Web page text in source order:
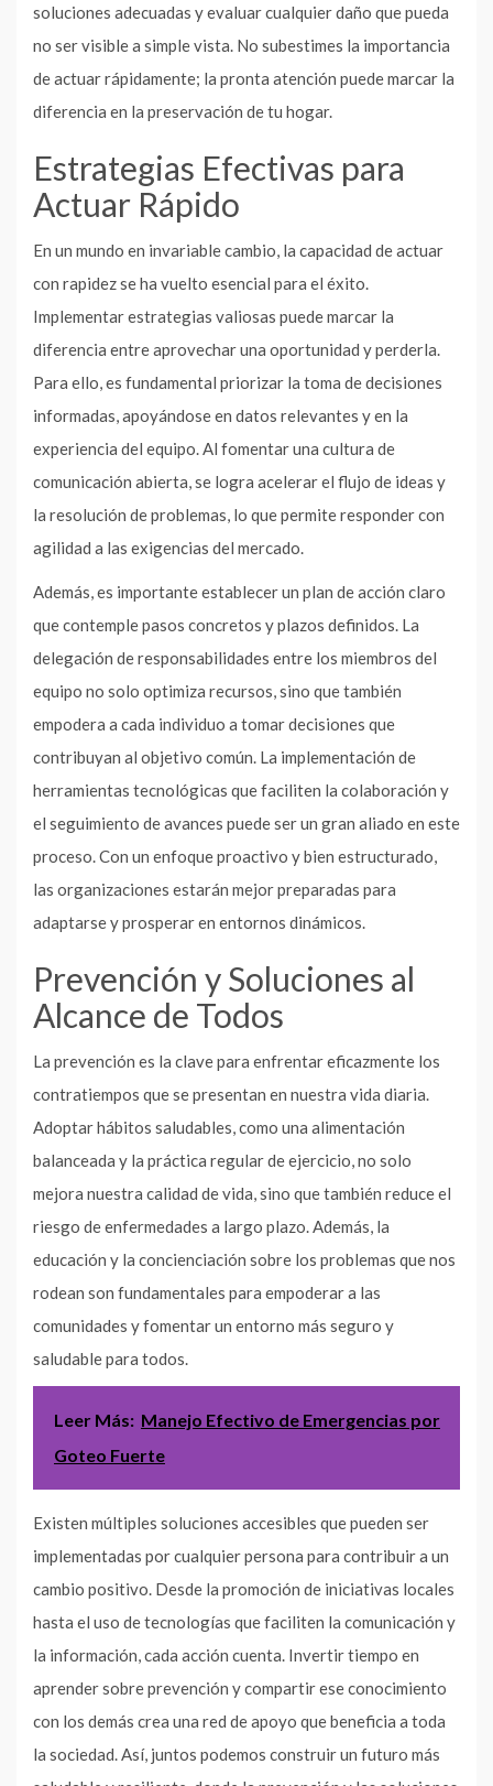
soluciones adecuadas y evaluar cualquier daño que pueda
no ser visible a simple vista. No subestimes la importancia
de actuar rápidamente; la pronta atención puede marcar la
diferencia en la preservación de tu hogar.
Estrategias Efectivas para
Actuar Rápido
En un mundo en invariable cambio, la capacidad de actuar
con rapidez se ha vuelto esencial para el éxito.
Implementar estrategias valiosas puede marcar la
diferencia entre aprovechar una oportunidad y perderla.
Para ello, es fundamental priorizar la toma de decisiones
informadas, apoyándose en datos relevantes y en la
experiencia del equipo. Al fomentar una cultura de
comunicación abierta, se logra acelerar el flujo de ideas y
la resolución de problemas, lo que permite responder con
agilidad a las exigencias del mercado.
Además, es importante establecer un plan de acción claro
que contemple pasos concretos y plazos definidos. La
delegación de responsabilidades entre los miembros del
equipo no solo optimiza recursos, sino que también
empodera a cada individuo a tomar decisiones que
contribuyan al objetivo común. La implementación de
herramientas tecnológicas que faciliten la colaboración y
el seguimiento de avances puede ser un gran aliado en este
proceso. Con un enfoque proactivo y bien estructurado,
las organizaciones estarán mejor preparadas para
adaptarse y prosperar en entornos dinámicos.
Prevención y Soluciones al
Alcance de Todos
La prevención es la clave para enfrentar eficazmente los
contratiempos que se presentan en nuestra vida diaria.
Adoptar hábitos saludables, como una alimentación
balanceada y la práctica regular de ejercicio, no solo
mejora nuestra calidad de vida, sino que también reduce el
riesgo de enfermedades a largo plazo. Además, la
educación y la concienciación sobre los problemas que nos
rodean son fundamentales para empoderar a las
comunidades y fomentar un entorno más seguro y
saludable para todos.
Leer Más: Manejo Efectivo de Emergencias por
Goteo Fuerte
Existen múltiples soluciones accesibles que pueden ser
implementadas por cualquier persona para contribuir a un
cambio positivo. Desde la promoción de iniciativas locales
hasta el uso de tecnologías que faciliten la comunicación y
la información, cada acción cuenta. Invertir tiempo en
aprender sobre prevención y compartir ese conocimiento
con los demás crea una red de apoyo que beneficia a toda
la sociedad. Así, juntos podemos construir un futuro más